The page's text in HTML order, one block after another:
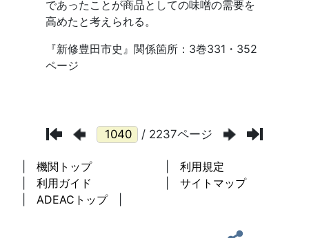
/ 2237ページ
機関トップ
利用規定
利用ガイド
サイトマップ
ADEACトップ